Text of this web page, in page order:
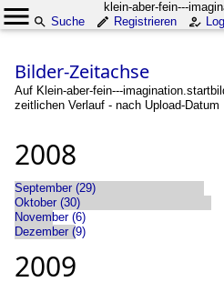
klein-aber-fein---
Suche
Registrieren
Bilder-Zeitachse
Auf Klein-aber-fein---
zeitlichen Verlauf - nach Upload-Datum
2008
September (29)
Oktober (30)
November (6)
Dezember (9)
2009